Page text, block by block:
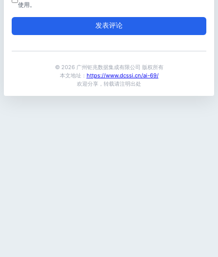
使用。
© 2026 广州钜兆数据集成有限公司 版权所有
本文地址： https://www.dcssi.cn/ai-69/
欢迎分享，转载请注明出处